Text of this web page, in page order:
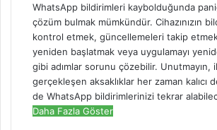
WhatsApp bildirimleri kaybolduğunda
çözüm bulmak mümkündür. Cihazınızın
kontrol etmek, güncellemeleri takip
yeniden başlatmak veya uygulamayı
gibi adımlar sorunu çözebilir. Unutmayın,
gerçekleşen aksaklıklar her zaman kalıcı
de WhatsApp bildirimlerinizi tekrar
Daha Fazla Göster